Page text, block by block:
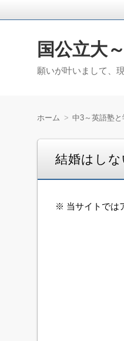
国公立大
願いが叶いまして、
ホーム 中3～英語塾と
結婚はしな
※ 当サイトでは